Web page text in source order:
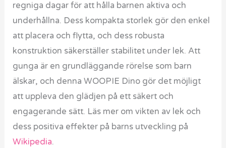
regniga dagar för att hålla barnen aktiva och
underhållna. Dess kompakta storlek gör den enkel
att placera och flytta, och dess robusta
konstruktion säkerställer stabilitet under lek. Att
gunga är en grundläggande rörelse som barn
älskar, och denna WOOPIE Dino gör det möjligt
att uppleva den glädjen på ett säkert och
engagerande sätt. Läs mer om vikten av lek och
dess positiva effekter på barns utveckling på
Wikipedia.